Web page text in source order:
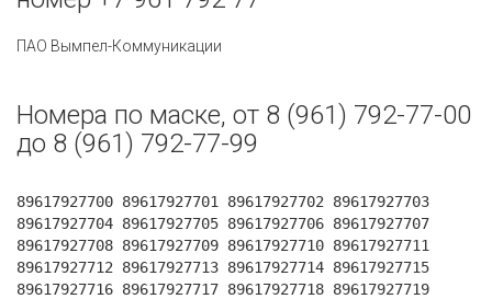
ПАО Вымпел-Коммуникации
Номера по маске, от 8 (961) 792-77-00
до 8 (961) 792-77-99
89617927700 89617927701 89617927702 89617927703
89617927704 89617927705 89617927706 89617927707
89617927708 89617927709 89617927710 89617927711
89617927712 89617927713 89617927714 89617927715
89617927716 89617927717 89617927718 89617927719